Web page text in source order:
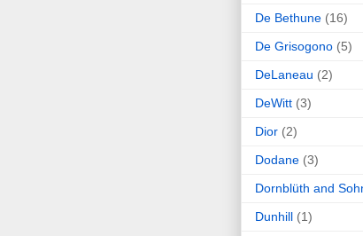
De Bethune (16)
De Grisogono (5)
DeLaneau (2)
DeWitt (3)
Dior (2)
Dodane (3)
Dornblüth and
Dunhill (1)